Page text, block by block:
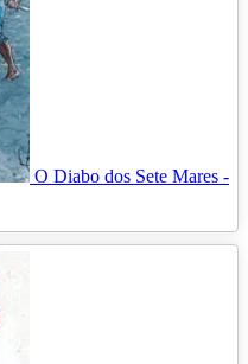
O Diabo dos Sete Mares -